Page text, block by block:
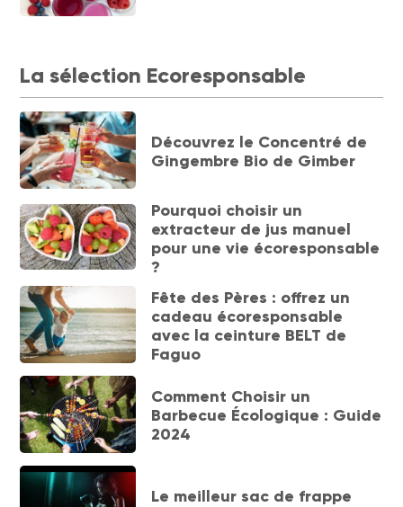
La sélection Ecoresponsable
Découvrez le Concentré de
Gingembre Bio de Gimber
Pourquoi choisir un
extracteur de jus manuel
pour une vie écoresponsable
?
Fête des Pères : offrez un
cadeau écoresponsable
avec la ceinture BELT de
Faguo
Comment Choisir un
Barbecue Écologique : Guide
2024
Le meilleur sac de frappe